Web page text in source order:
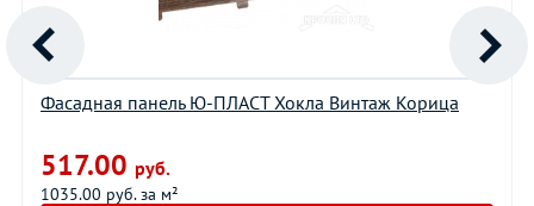
Фасадная панель Ю-ПЛАСТ Хокла Винтаж Корица
517.00 руб.
1035.00 руб. за м²